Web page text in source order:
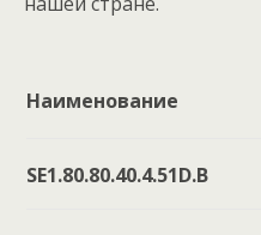
Наименование
SE1.80.80.40.4.51D.B